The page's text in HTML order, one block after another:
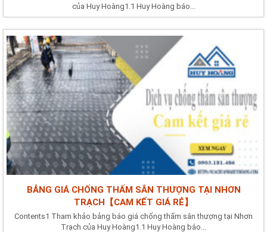
của Huy Hoàng1.1 Huy Hoàng báo...
BẢNG GIÁ CHỐNG THẤM SÂN THƯỢNG TẠI NHƠN
TRẠCH【CAM KẾT GIÁ RẺ】
Contents1 Tham khảo bảng báo giá chống thấm sân thượng tại Nhơn
Trạch của Huy Hoàng1.1 Huy Hoàng báo...